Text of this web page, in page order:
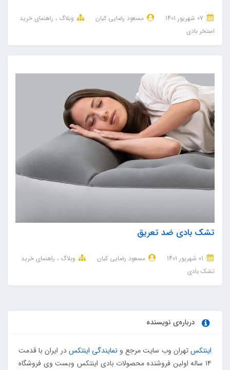
مسعود رضایی کیان وبلاگ
راهنمای خرید
استخر بادی
تشک بادی ضد تعریق
مسعود رضایی کیان وبلاگ
راهنمای خرید
تشک بادی
درباره‌ی نویسنده
اینتکستهران وب سایت مرجع و نمایندگی اینتکسدر ایران با قدمت
۱۴ ساله اولین فروشنده محصولات بادی اینتکس وبست وی فروشگاه